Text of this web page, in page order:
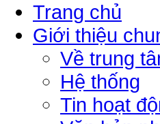
Trang chủ
Giới thiệu
Về trung
Hệ thống
Tin hoạt